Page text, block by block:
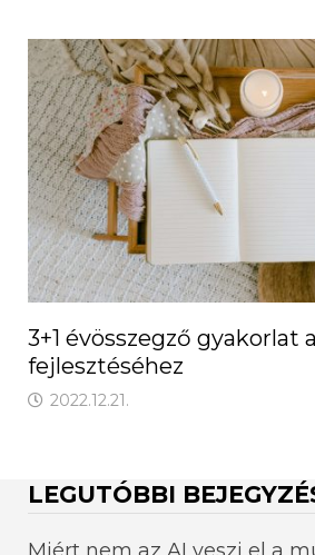
3+1 évösszegző gyakorlat
fejlesztéséhez
2022.12.21.
LEGUTÓBBI